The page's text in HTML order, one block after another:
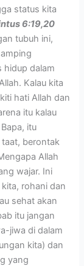
status kita
6:19,20
tubuh ini,
hidup dalam
Kalau kita
hati Allah dan
itu kalau
itu
berontak
Allah
wajar. Ini
rohani dan
sehat akan
itu jangan
jiwa di dalam
kita) dan
yang